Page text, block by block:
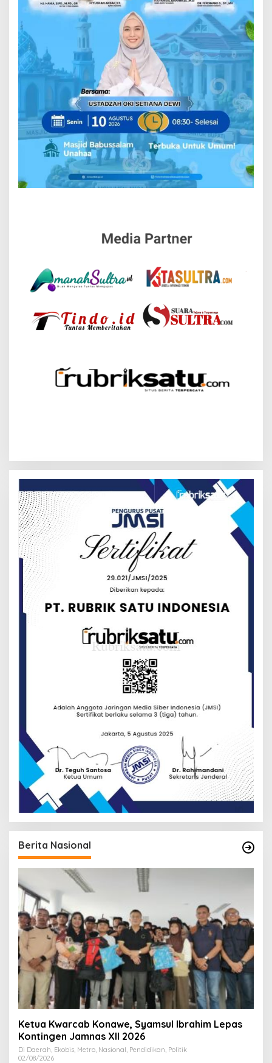
Berita Nasional
Ketua Kwarcab Konawe, Syamsul Ibrahim Lepas
Kontingen Jamnas XII 2026
Di Daerah, Ekobis, Metro, Nasional, Pendidikan, Politik
02/08/2026